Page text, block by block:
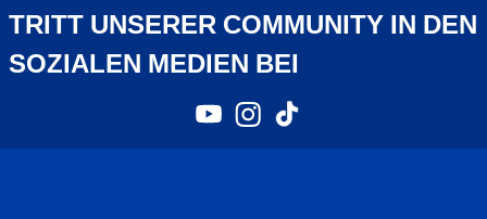
TRITT UNSERER COMMUNITY IN DEN
SOZIALEN MEDIEN BEI
YouTube
In
Instagram
In
In